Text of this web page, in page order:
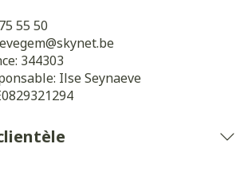
55 50
skynet.be
344303
Ilse Seynaeve